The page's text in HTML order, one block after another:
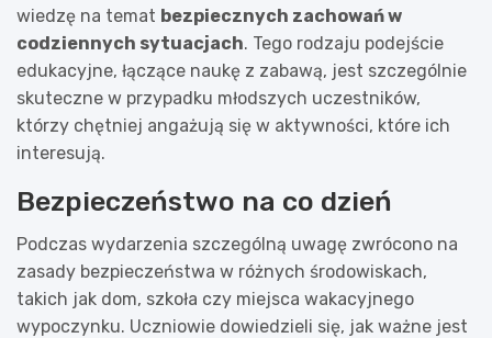
wiedzę na temat bezpiecznych zachowań w
codziennych sytuacjach. Tego rodzaju podejście
edukacyjne, łączące naukę z zabawą, jest szczególnie
skuteczne w przypadku młodszych uczestników,
którzy chętniej angażują się w aktywności, które ich
interesują.
Bezpieczeństwo na co dzień
Podczas wydarzenia szczególną uwagę zwrócono na
zasady bezpieczeństwa w różnych środowiskach,
takich jak dom, szkoła czy miejsca wakacyjnego
wypoczynku. Uczniowie dowiedzieli się, jak ważne jest